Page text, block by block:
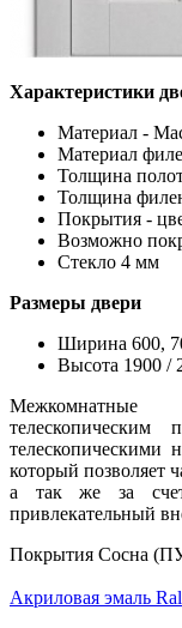
Характеристики
Материал -
Материал
Толщина
Толщина
Покрытия -
Возможно
Стекло 4 мм
Размеры двери
Ширина 600,
Высота 1900 /
Межкомнатные
телескопическим
телескопическими
который позволяет
а так же за
привлекательный
Покрытия Сосна
Акриловая эмаль Ral